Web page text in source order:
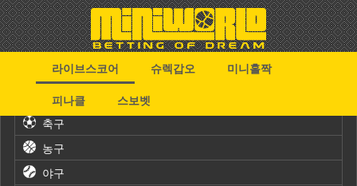
라이브스코어 슈렉갑오
미니홀짝
피나클
스보벳
축구
농구
야구